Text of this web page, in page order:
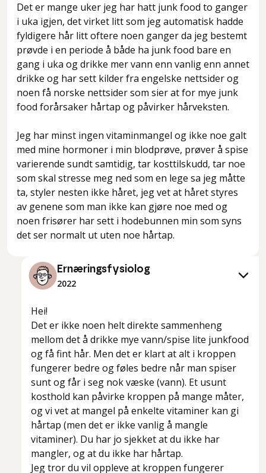
Det er mange uker jeg har hatt junk food to ganger
i uka igjen, det virket litt som jeg automatisk hadde
fyldigere hår litt oftere noen ganger da jeg bestemt
prøvde i en periode å både ha junk food bare en
gang i uka og drikke mer vann enn vanlig enn annet
drikke og har sett kilder fra engelske nettsider og
noen få norske nettsider som sier at for mye junk
food forårsaker hårtap og påvirker hårveksten.
Jeg har minst ingen vitaminmangel og ikke noe galt
med mine hormoner i min blodprøve, prøver å spise
varierende sundt samtidig, tar kosttilskudd, tar noe
som skal stresse meg ned som en lege sa jeg måtte
ta, styler nesten ikke håret, jeg vet at håret styres
av genene som man ikke kan gjøre noe med og
noen frisører har sett i hodebunnen min som syns
det ser normalt ut uten noe hårtap.
Ernæringsfysiolog
2022
Hei!
Det er ikke noen helt direkte sammenheng
mellom det å drikke mye vann/spise lite junkfood
og få fint hår. Men det er klart at alt i kroppen
fungerer bedre og føles bedre når man spiser
sunt og får i seg nok væske (vann). Et usunt
kosthold kan påvirke kroppen på mange måter,
og vi vet at mangel på enkelte vitaminer kan gi
hårtap (men det er ikke vanlig å mangle
vitaminer). Du har jo sjekket at du ikke har
mangler, og at du ikke har hårtap.
Jeg tror du vil oppleve at kroppen fungerer